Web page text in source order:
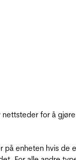
nettsteder for å gjøre
på enheten hvis de